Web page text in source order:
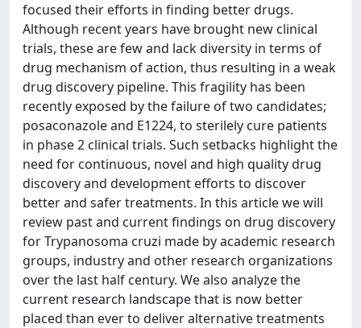
focused their efforts in finding better drugs.
Although recent years have brought new clinical
trials, these are few and lack diversity in terms of
drug mechanism of action, thus resulting in a weak
drug discovery pipeline. This fragility has been
recently exposed by the failure of two candidates;
posaconazole and E1224, to sterilely cure patients
in phase 2 clinical trials. Such setbacks highlight the
need for continuous, novel and high quality drug
discovery and development efforts to discover
better and safer treatments. In this article we will
review past and current findings on drug discovery
for Trypanosoma cruzi made by academic research
groups, industry and other research organizations
over the last half century. We also analyze the
current research landscape that is now better
placed than ever to deliver alternative treatments